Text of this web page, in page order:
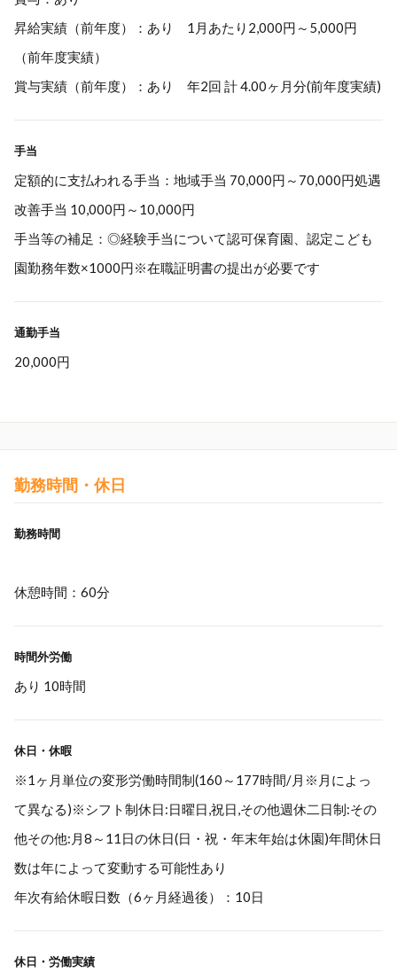
昇給実績（前年度）：あり 1月あたり2,000円～5,000円
（前年度実績）
賞与実績（前年度）：あり 年2回 計 4.00ヶ月分(前年度実績)
手当
定額的に支払われる手当：地域手当 70,000円～70,000円処遇
改善手当 10,000円～10,000円
手当等の補足：◎経験手当について認可保育園、認定こども
園勤務年数×1000円※在職証明書の提出が必要です
通勤手当
20,000円
勤務時間・休日
勤務時間
休憩時間：60分
時間外労働
あり 10時間
休日・休暇
※1ヶ月単位の変形労働時間制(160～177時間/月※月によっ
て異なる)※シフト制休日:日曜日,祝日,その他週休二日制:その
他その他:月8～11日の休日(日・祝・年末年始は休園)年間休日
数は年によって変動する可能性あり
年次有給休暇日数（6ヶ月経過後）：10日
休日・労働実績